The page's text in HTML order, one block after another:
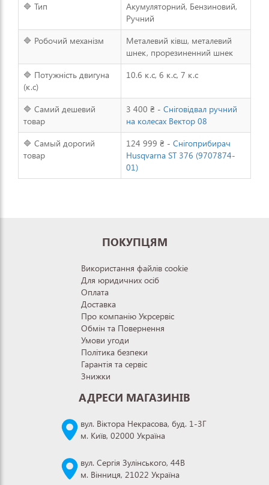
🔷 Тип
Акумуляторний, Бензиновий,
Ручний
🔷 Робочий механізм
Металевий ківш, металевий
шнек, прорезиненний шнек
🔷 Потужність двигуна
(к.с)
10.6 к.с, 6 к.с, 7 к.с
🔷 Самий дешевий
товар
3 400 ₴ - Сніговідвал ручний
на колесах Вектор 08
🔷 Самый дорогий
товар
124 999 ₴ - Снігоприбирач
Husqvarna ST 376 (9707874-
01)
ПОКУПЦЯМ
Використання файлів cookie
Для юридичних осіб
Оплата
Доставка
Про компанію Укрсервіс
Обмін та Повернення
Умови угоди
Політика безпеки
Гарантія та сервіс
Знижки
АДРЕСИ МАГАЗИНІВ
вул. Віктора Некрасова, буд. 1-3Г
м. Київ, 02000 Україна
вул. Сергія Зулінського, 44В
м. Вінниця, 21022 Україна